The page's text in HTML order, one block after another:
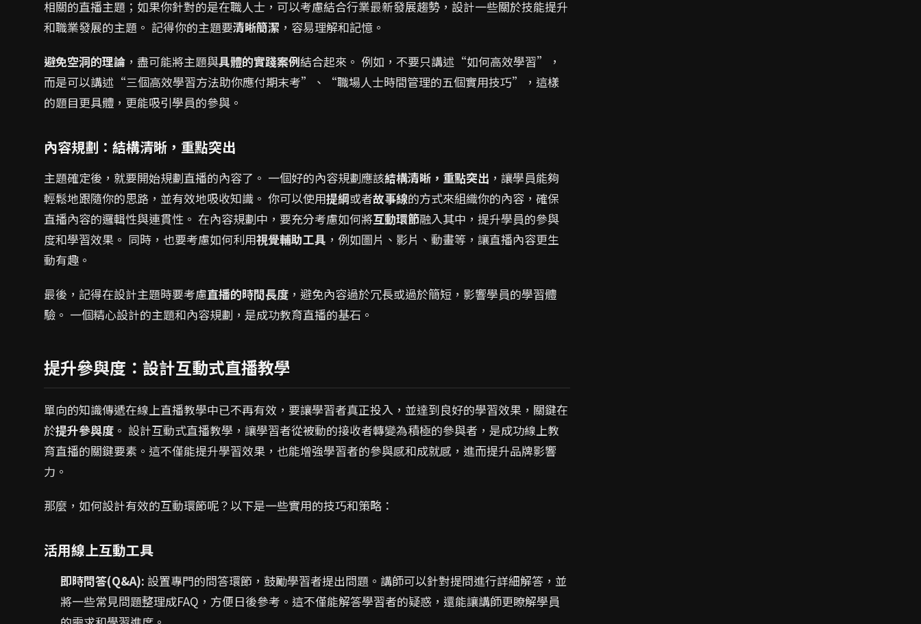
相關的直播主題；如果你針對的是在職人士，可以考慮結合行業最新發展趨勢，設計一些關於技能提升
和職業發展的主題。 記得你的主題要清晰簡潔 ，容易理解和記憶。
避免空洞的理論 ，盡可能將主題與具體的實踐案例結合起來。 例如，不要只講述“如何高效學習”，
而是可以講述“三個高效學習方法助你應付期末考”、“職場人士時間管理的五個實用技巧”，這樣
的題目更具體，更能吸引學員的參與。
內容規劃：結構清晰，重點突出
主題確定後，就要開始規劃直播的內容了。 一個好的內容規劃應該結構清晰，重點突出 ，讓學員能夠
輕鬆地跟隨你的思路，並有效地吸收知識。 你可以使用提綱或者故事線的方式來組織你的內容，確保
直播內容的邏輯性與連貫性。 在內容規劃中，要充分考慮如何將互動環節融入其中，提升學員的參與
度和學習效果。 同時，也要考慮如何利用視覺輔助工具 ，例如圖片、影片、動畫等，讓直播內容更生
動有趣。
最後，記得在設計主題時要考慮直播的時間長度 ，避免內容過於冗長或過於簡短，影響學員的學習體
驗。 一個精心設計的主題和內容規劃，是成功教育直播的基石。
提升參與度：設計互動式直播教學
單向的知識傳遞在線上直播教學中已不再有效，要讓學習者真正投入，並達到良好的學習效果，關鍵在
於提升參與度 。 設計互動式直播教學，讓學習者從被動的接收者轉變為積極的參與者，是成功線上教
育直播的關鍵要素。這不僅能提升學習效果，也能增強學習者的參與感和成就感，進而提升品牌影響
力。
那麼，如何設計有效的互動環節呢？以下是一些實用的技巧和策略：
活用線上互動工具
即時問答(Q&A): 設置專門的問答環節，鼓勵學習者提出問題。講師可以針對提問進行詳細解答，並
將一些常見問題整理成FAQ，方便日後參考。這不僅能解答學習者的疑惑，還能讓講師更瞭解學員